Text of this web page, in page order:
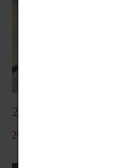
20191114十三行博物館
2022-05-19